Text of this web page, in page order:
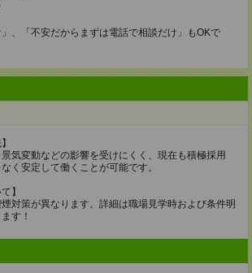
」、「不安だからまずは電話で相談だけ」もOKで
気変動などの影響を受けにくく、現在も積極採用
く安定して働くことが可能です。
】
対策が異なります。詳細は職場見学時および条件明
す！